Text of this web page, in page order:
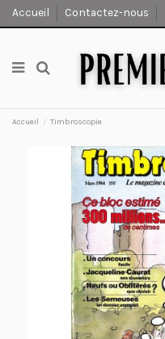
Accueil Contactez-nous
Accueil Timbroscopie